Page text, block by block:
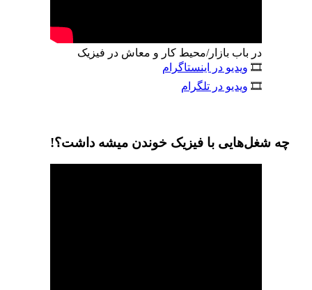
در باب بازار/محیط کار و معاش در فیزیک
🎞 ویدیو در اینستاگرام
🎞 ویدیو در تلگرام
چه شغل‌هایی با فیزیک خوندن میشه داشت؟!